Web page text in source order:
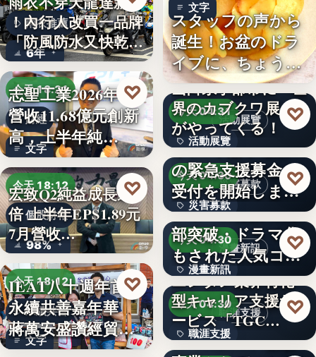
雨衣推薦
6年
！內行人改買一品牌
「防風防水又快乾、
穿…
今天 18:21
財經
文字
志聖工業2026年7月
營收11.68億元創新
高，上半年純…
♡
今天 18:12
個股財報
98%
宏致Q2純益成長近1
倍 上半年EPS1.89元
7月營收…
♡
今天 18:12
永續共善
文字
IEAT八十週年首辦
永續共善嘉年華
蔣萬安盛讚經貿公
益打…
♡
文字
スタッフの声から
誕生！お盆のドラ
イブに、ちょうど
いい。「…
活動展覽
今天 04:31
活動展覽
60
山口県宇部市に『世
界のカブクワ展』
がやってくる！
♡
災害募款
今天 04:30
災害募款
文字
令和8年熊本地震へ
の緊急支援募金の
受付を開始しまし
た
♡
漫畫新訊
今天 04:30
漫畫新訊
文字
シリーズ累計40万
部突破・ドラマ化
もされた人気コミ
ック！…
♡
職涯支援
今天 04:30
職涯支援
エンタメ業界特化
型キャリア支援サ
ービス「TGC…
♡
W TOKYO、新規